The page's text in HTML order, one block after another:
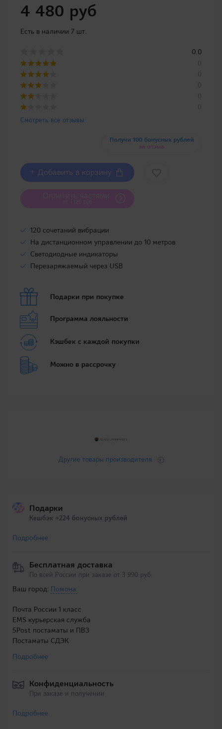
4 480 руб
Есть в наличии 7 шт.
0.0
0
0
0
0
0
Смотреть все отзывы
Получи 100 бонусных рублей
за отзыв
+ Добавить в корзину
120 сочетаний вибрации
На дистанционном управлении до 10 метров
Светодиодные индикаторы
Перезаряжаемый через USB
Подарки при покупке
Программа лояльности
Кэшбек с каждой покупки
Можно в рассрочку
Другие товары производителя
Подарки
Кешбэк +224 бонусных рублей
Подробнее
Бесплатная доставка
По всей России при заказе от 3 990 руб.
Ваш город: Помона
Почта России 1 класс
EMS курьерская служба
5Post постаматы и ПВЗ
Постаматы СДЭК
Подробнее
Конфиденциальность
При заказе и получении
Подробнее